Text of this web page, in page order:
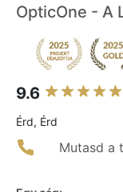
OpticOne - A
9.6
Érd, Érd
Mutasd a